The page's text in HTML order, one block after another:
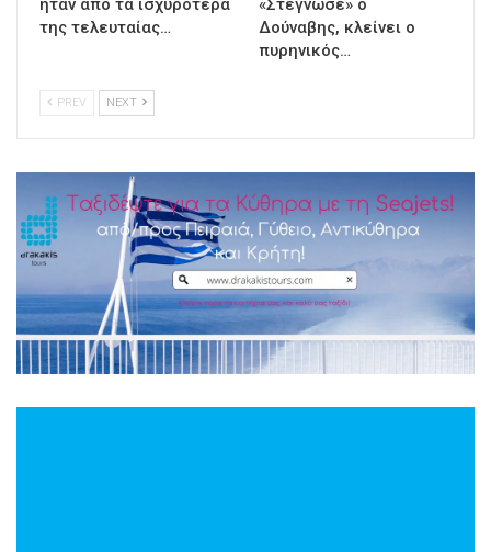
ήταν από τα ισχυρότερα
της τελευταίας…
«Στέγνωσε» ο
Δούναβης, κλείνει ο
πυρηνικός…
PREV NEXT